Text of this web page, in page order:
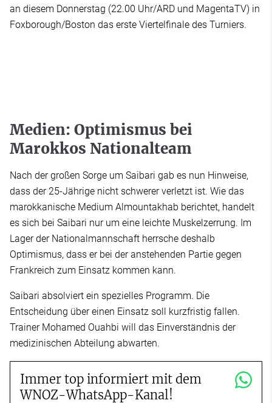
an diesem Donnerstag (22.00 Uhr/ARD und MagentaTV) in
Foxborough/Boston das erste Viertelfinale des Turniers.
Medien: Optimismus bei
Marokkos Nationalteam
Nach der großen Sorge um Saibari gab es nun Hinweise,
dass der 25-Jährige nicht schwerer verletzt ist. Wie das
marokkanische Medium Almountakhab berichtet, handelt
es sich bei Saibari nur um eine leichte Muskelzerrung. Im
Lager der Nationalmannschaft herrsche deshalb
Optimismus, dass er bei der anstehenden Partie gegen
Frankreich zum Einsatz kommen kann.
Saibari absolviert ein spezielles Programm. Die
Entscheidung über einen Einsatz soll kurzfristig fallen.
Trainer Mohamed Ouahbi will das Einverständnis der
medizinischen Abteilung abwarten.
Immer top informiert mit dem
WNOZ-WhatsApp-Kanal!